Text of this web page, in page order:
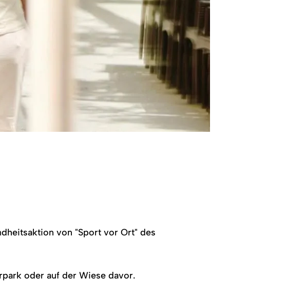
von "Sport vor Ort" des
oder auf der Wiese davor.